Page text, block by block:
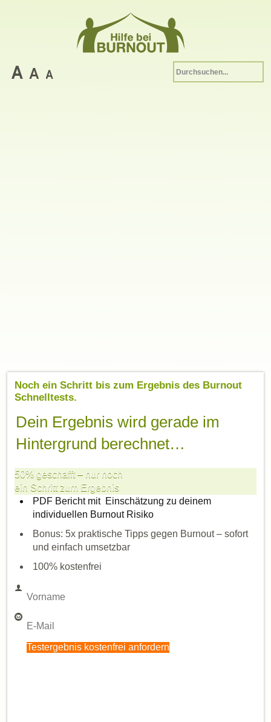
Noch ein Schritt bis zum Ergebnis des Burnout
Schnelltests.
Dein Ergebnis wird gerade im
Hintergrund berechnet…
50% geschafft – nur noch
ein Schritt zum Ergebnis
PDF Bericht mit Einschätzung zu deinem
individuellen Burnout Risiko
Bonus: 5x praktische Tipps gegen Burnout – sofort
und einfach umsetzbar
100% kostenfrei
Testergebnis kostenfrei anfordern